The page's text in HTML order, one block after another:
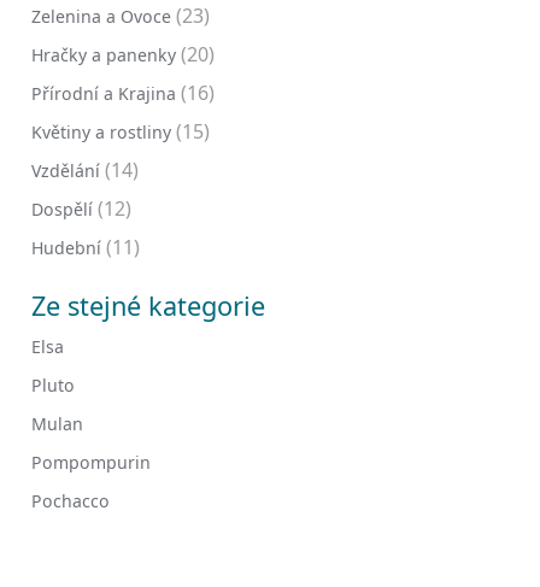
Zelenina a Ovoce (23)
Hračky a panenky (20)
Přírodní a Krajina (16)
Květiny a rostliny (15)
Vzdělání (14)
Dospělí (12)
Hudební (11)
Ze stejné kategorie
Elsa
Pluto
Mulan
Pompompurin
Pochacco